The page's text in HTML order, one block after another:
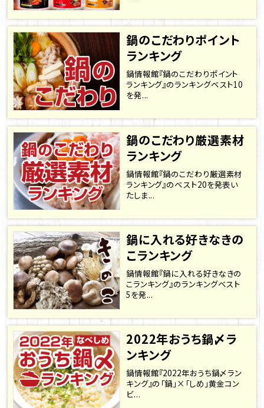
鍋のこだわりポイント
ランキング
鍋情報館『鍋のこだわりポイント
ランキング』のランキングベスト10
を発...
鍋のこだわり厳選素材
ランキング
鍋情報館『鍋のこだわり厳選素材
ランキング』のベスト20を発表い
たしま...
鍋に入れる好きなきの
こランキング
鍋情報館『鍋に入れる好きなきの
こランキング』のランキングベスト
5を発...
2022年おうち鍋〆ラ
ンキング
鍋情報館『2022年おうち鍋〆ラン
キング』の「鍋」×「しめ」黄金コン
ビ...